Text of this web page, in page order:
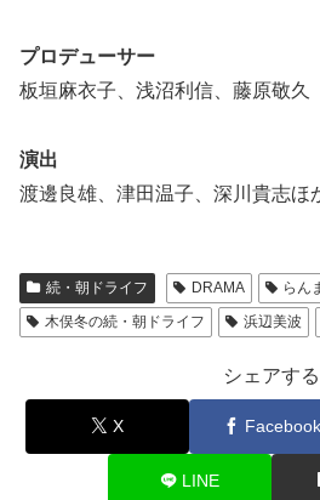
プロデューサー
板垣麻衣子、浅沼利信、藤原敬久
演出
渡邊良雄、津田温子、深川貴志ほ
続・朝ドライフ DRAMA らん
木俣冬の続・朝ドライフ
浜辺美波
シェアする
X Facebook
LINE